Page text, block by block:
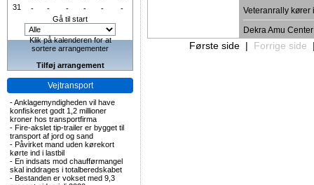
31
- - - - -
-
Gå til start
Klik på kalenderen for at
sortere arrangementer
Tilføj arrangement
Vejtransport
-Anklagemyndigheden vil have
konfiskeret godt 1,2 millioner
kroner hos transportfirma
- Fire-akslet tip-trailer er bygget til
transport af jord og sand
- Påvirket mand uden kørekort
kørte ind i lastbil
- En indsats mod chaufførmangel
skal inddrages i totalberedskabet
- Bestanden er vokset med 9,3
Veteranrally kører
Dekra Amu
Første side | Forrige side